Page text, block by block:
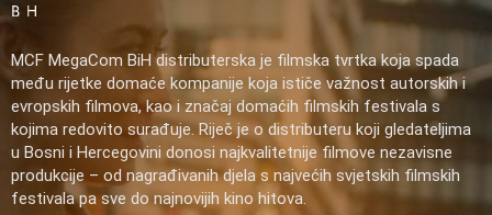
MCF MegaCom BiH distributerska je filmska tvrtka koja spada
među rijetke domaće kompanije koja ističe važnost autorskih i
evropskih filmova, kao i značaj domaćih filmskih festivala s
kojima redovito surađuje. Riječ je o distributeru koji gledateljima
u Bosni i Hercegovini donosi najkvalitetnije filmove nezavisne
produkcije – od nagrađivanih djela s najvećih svjetskih filmskih
festivala pa sve do najnovijih kino hitova.